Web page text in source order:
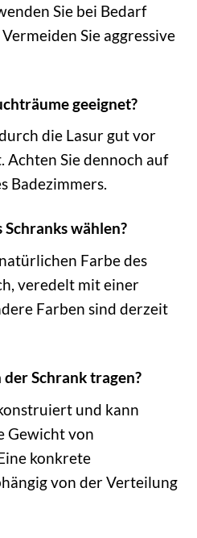
Sie bei Bedarf
Sie aggressive
geeignet?
die Lasur gut vor
Achten Sie dennoch auf
Badezimmers.
Schranks wählen?
Farbe des
veredelt mit einer
Farben sind derzeit
Schrank tragen?
und kann
Gewicht von
konkrete
von der Verteilung